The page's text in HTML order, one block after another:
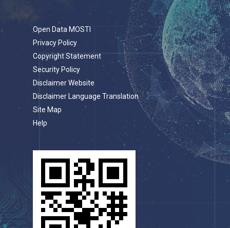
Open Data MOSTI
Privacy Policy
Copyright Statement
Security Policy
Disclaimer Website
Disclaimer Language Translation
Site Map
Help